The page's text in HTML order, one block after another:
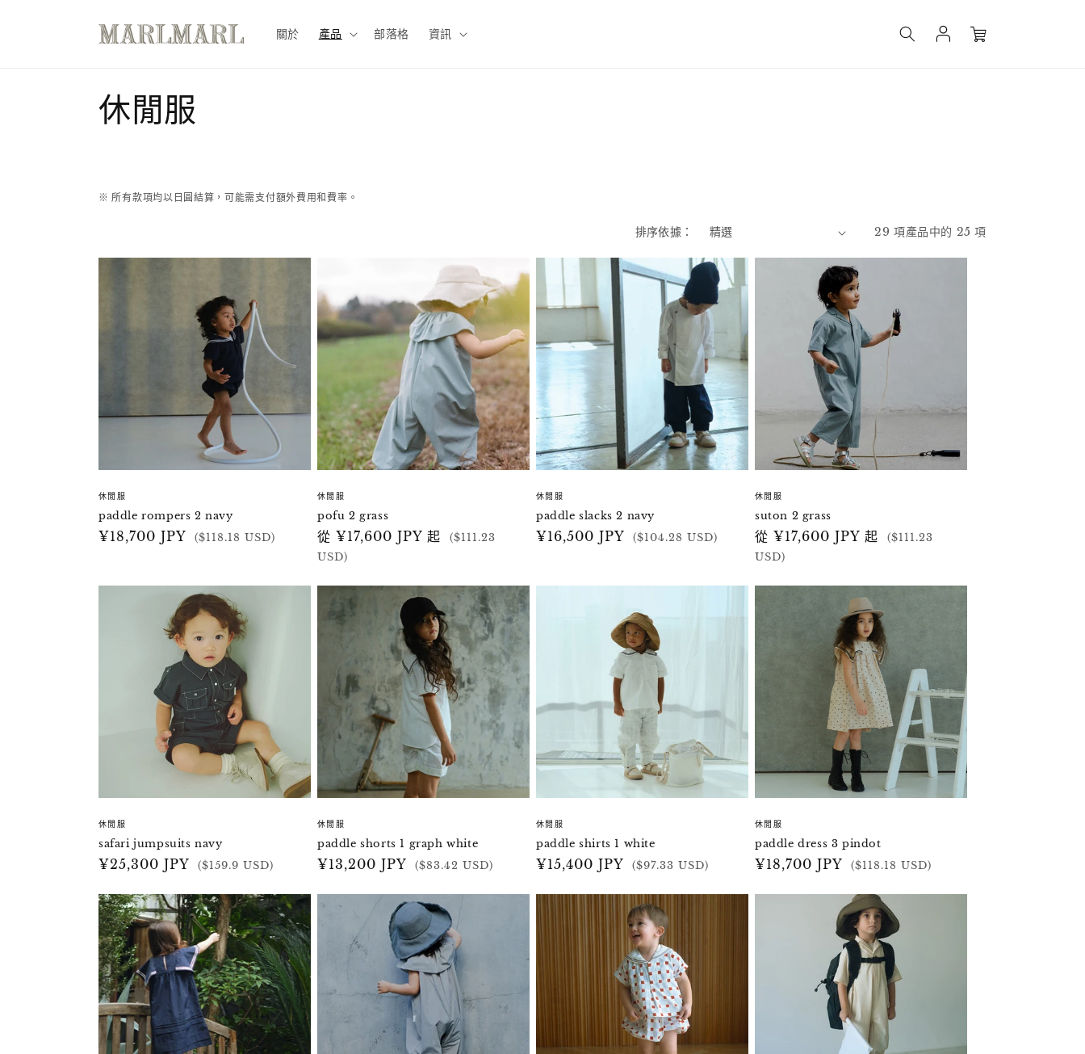
關於 產品 部落格 資訊
登
入
物
商
系
休閒服
※ 所有款項均以日圓結算，可能需支付額外費用和費率。
排序依據： 29 項產品中的 25 項
休閒服
paddle rompers 2 navy
定
¥18,700 JPY ($118.18 USD)
休閒服
pofu 2 grass
定
價
從 ¥17,600 JPY 起
($111.23
USD)
休閒服
paddle slacks 2 navy
定
¥16,500 JPY ($104.28 USD)
休閒服
suton 2 grass
定
價
從 ¥17,600 JPY 起
($111.23
USD)
休閒服
safari jumpsuits navy
定
¥25,300 JPY ($159.9 USD)
休閒服
paddle shorts 1 graph white
定
¥13,200 JPY ($83.42 USD)
休閒服
paddle shirts 1 white
定
¥15,400 JPY ($97.33 USD)
休閒服
paddle dress 3 pindot
定
¥18,700 JPY ($118.18 USD)